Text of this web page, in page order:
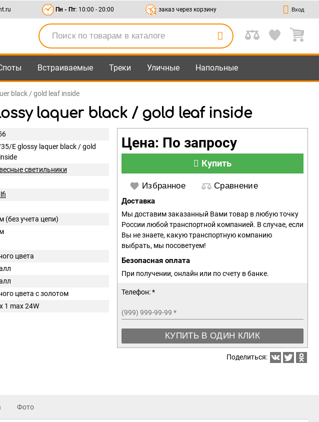
Пн - Пт: 10:00 - 20:00 заказ через корзину Вход
Встраиваемые Треки Уличные Напольные
black / gold leaf inside
laquer black / gold leaf inside
E glossy laquer black / gold
светильники
(без учета цепи)
цвета
цвета с золотом
1 max 24W
Цена: По запросу
Купить
Избранное Сравнение
Доставка
Мы доставим заказанный Вами товар в любую точку
России любой транспортной компанией. В случае, если
Вы не знаете, какую транспортную компанию
выбрать, мы посоветуем!
Безопасная оплата
При получении, онлайн или по счету в банке.
Телефон: *
(999) 999-99-99 *
КУПИТЬ В ОДИН КЛИК
Поделиться:
Фото